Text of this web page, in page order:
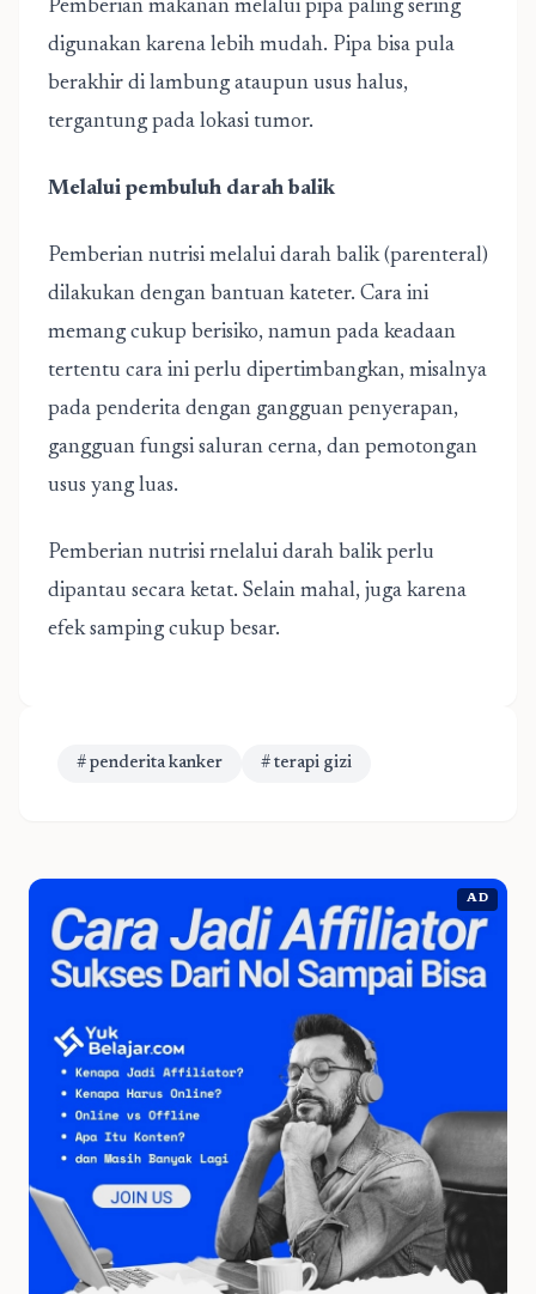
Pemberian makanan melalui pipa paling sering
digunakan karena lebih mudah. Pipa bisa pula
berakhir di lambung ataupun usus halus,
tergantung pada lokasi tumor.
Melalui pembuluh darah balik
Pemberian nutrisi melalui darah balik (parenteral)
dilakukan dengan bantuan kateter. Cara ini
memang cukup berisiko, namun pada keadaan
tertentu cara ini perlu dipertimbangkan, misalnya
pada penderita dengan gangguan penyerapan,
gangguan fungsi saluran cerna, dan pemotongan
usus yang luas.
Pemberian nutrisi rnelalui darah balik perlu
dipantau secara ketat. Selain mahal, juga karena
efek samping cukup besar.
# penderita kanker # terapi gizi
AD